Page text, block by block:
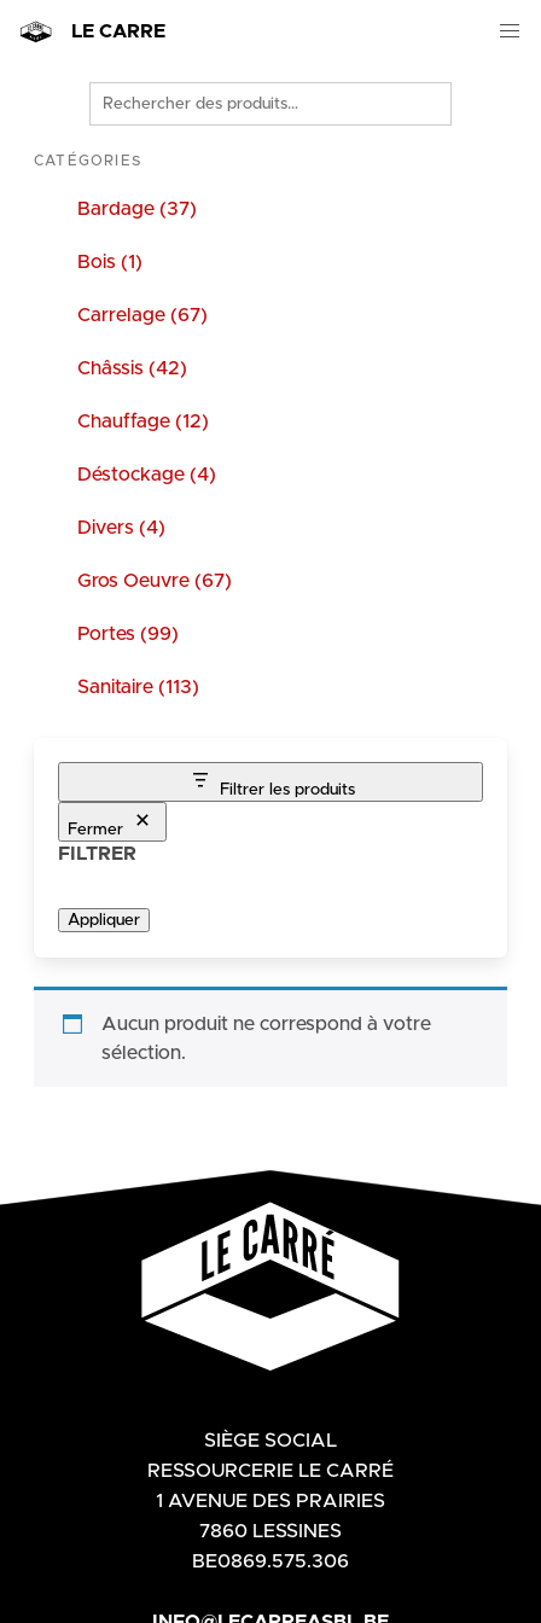
LE CARRE
Rechercher
des
produits
CATÉGORIES
Bardage (37)
Bois (1)
Carrelage (67)
Châssis (42)
Chauffage (12)
Déstockage (4)
Divers (4)
Gros Oeuvre (67)
Portes (99)
Sanitaire (113)
Filtrer les produits
Fermer
FILTRER
Appliquer
Aucun produit ne correspond à votre
sélection.
SIÈGE SOCIAL
RESSOURCERIE LE CARRÉ
1 AVENUE DES PRAIRIES
7860 LESSINES
BE0869.575.306